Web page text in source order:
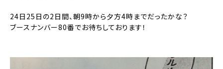
24日25日の2日間、朝9時から夕方4時までだったかな？
ブースナンバー80番でお待ちしております！